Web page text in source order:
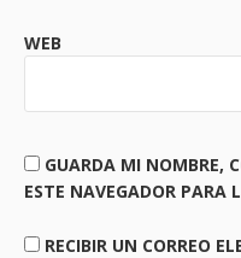
WEB
GUARDA MI NOMBRE,
ESTE NAVEGADOR PARA
RECIBIR UN CORREO